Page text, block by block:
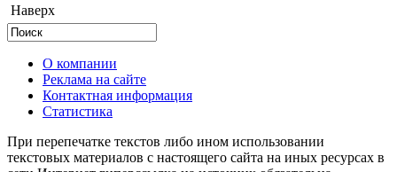
Наверх
О компании
Реклама на сайте
Контактная информация
Статистика
При перепечатке текстов либо ином использовании
текстовых материалов с настоящего сайта на иных ресурсах в